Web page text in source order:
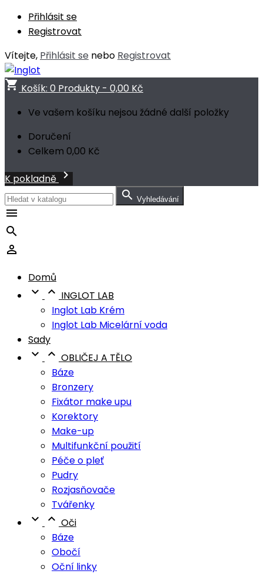
Přihlásit se
Registrovat
Vítejte, Přihlásit se nebo Registrovat
shopping_cart Košík: 0 Produkty - 0,00 Kč
Ve vašem košíku nejsou žádné další položky
Doručení
Celkem 0,00 Kč
K pokladně
 Vyhledávání



Domů
  INGLOT LAB
Inglot Lab Krém
Inglot Lab Micelární voda
Sady
  OBLIČEJ A TĚLO
Báze
Bronzery
Fixátor make upu
Korektory
Make-up
Multifunkční použití
Péče o pleť
Pudry
Rozjasňovače
Tvářenky
  Oči
Báze
Obočí
Oční linky